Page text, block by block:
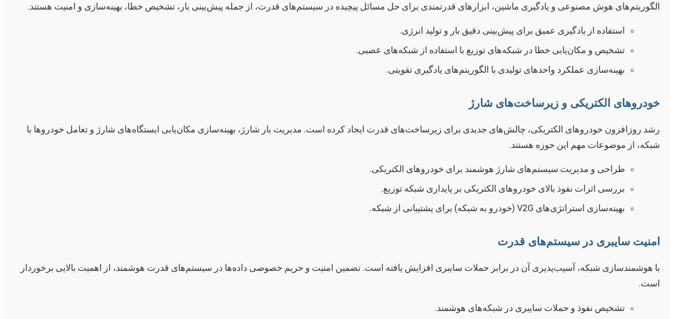
الگوریتم‌های هوش مصنوعی و یادگیری ماشین، ابزارهای قدرتمندی برای حل مسائل پیچیده در سیستم‌های قدرت، از جمله پیش‌بینی بار، تشخیص خطا، بهینه‌سازی و امنیت هستند.
استفاده از یادگیری عمیق برای پیش‌بینی دقیق بار و تولید انرژی.
تشخیص و مکان‌یابی خطا در شبکه‌های توزیع با استفاده از شبکه‌های عصبی.
بهینه‌سازی عملکرد واحدهای تولیدی با الگوریتم‌های یادگیری تقویتی.
خودروهای الکتریکی و زیرساخت‌های شارژ
رشد روزافزون خودروهای الکتریکی، چالش‌های جدیدی برای زیرساخت‌های قدرت ایجاد کرده است. مدیریت بار شارژ، بهینه‌سازی مکان‌یابی ایستگاه‌های شارژ و تعامل خودروها با
شبکه، از موضوعات مهم این حوزه هستند.
طراحی و مدیریت سیستم‌های شارژ هوشمند برای خودروهای الکتریکی.
بررسی اثرات نفوذ بالای خودروهای الکتریکی بر پایداری شبکه توزیع.
بهینه‌سازی استراتژی‌های V2G (خودرو به شبکه) برای پشتیبانی از شبکه.
امنیت سایبری در سیستم‌های قدرت
با هوشمندسازی شبکه، آسیب‌پذیری آن در برابر حملات سایبری افزایش یافته است. تضمین امنیت و حریم خصوصی داده‌ها در سیستم‌های قدرت هوشمند، از اهمیت بالایی برخوردار
است.
تشخیص نفوذ و حملات سایبری در شبکه‌های هوشمند.